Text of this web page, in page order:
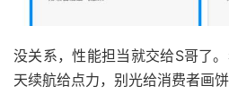
没关系，性能担当就交给S哥了
天续航给点力，别光给消费者画饼